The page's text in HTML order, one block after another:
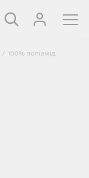
/ 100% поліамід